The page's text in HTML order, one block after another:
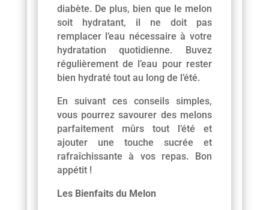
diabète. De plus, bien que le melon
soit hydratant, il ne doit pas
remplacer l’eau nécessaire à votre
hydratation quotidienne. Buvez
régulièrement de l’eau pour rester
bien hydraté tout au long de l’été.
En suivant ces conseils simples,
vous pourrez savourer des melons
parfaitement mûrs tout l’été et
ajouter une touche sucrée et
rafraîchissante à vos repas. Bon
appétit !
Les Bienfaits du Melon